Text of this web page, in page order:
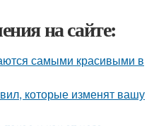
на сайте:
самыми красивыми в
которые изменят вашу